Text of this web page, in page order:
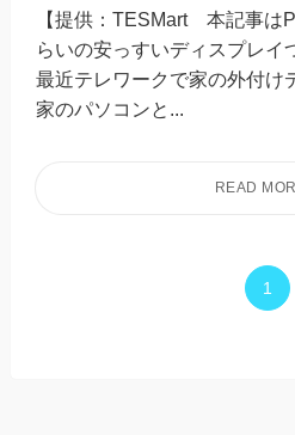
【提供：TESMart 本記事は
らいの安っすいディスプレイ
最近テレワークで家の外付け
家のパソコンと...
1